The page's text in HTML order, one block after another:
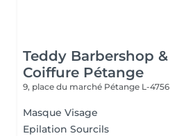
Teddy Barbershop &
Coiffure Pétange
9, place du marché Pétange L-4756
Masque Visage
Epilation Sourcils